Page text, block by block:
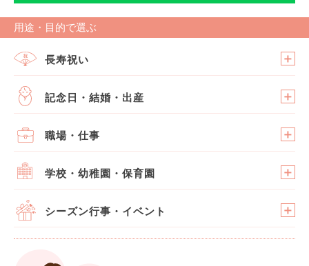
用途・目的で選ぶ
長寿祝い
記念日・結婚・出産
職場・仕事
学校・幼稚園・保育園
シーズン行事・イベント